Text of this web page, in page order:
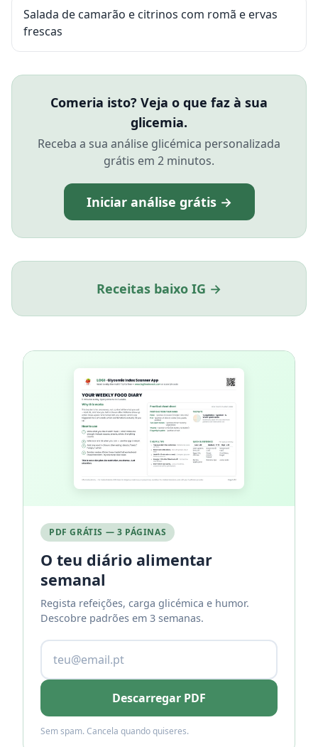
Salada de camarão e citrinos com romã e ervas
frescas
Comeria isto? Veja o que faz à sua
glicemia.
Receba a sua análise glicémica personalizada
grátis em 2 minutos.
Iniciar análise grátis →
Receitas baixo IG →
PDF GRÁTIS — 3 PÁGINAS
O teu diário alimentar
semanal
Regista refeições, carga glicémica e humor.
Descobre padrões em 3 semanas.
Descarregar PDF
Sem spam. Cancela quando quiseres.